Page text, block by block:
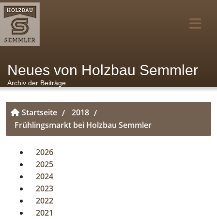
Neues von Holzbau Semmler
Archiv der Beiträge
Startseite / 2018 /
Frühlingsmarkt bei Holzbau Semmler
2026
2025
2024
2023
2022
2021